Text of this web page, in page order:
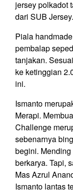
jersey polkadot
dari SUB Jersey.
Piala
pembalap
tanjakan.
ke ketinggian
ini.
Ismanto
Merapi.
Challenge
sebenarnya
begini.
berkarya. Tapi,
Mas Azrul
Ismanto lantas